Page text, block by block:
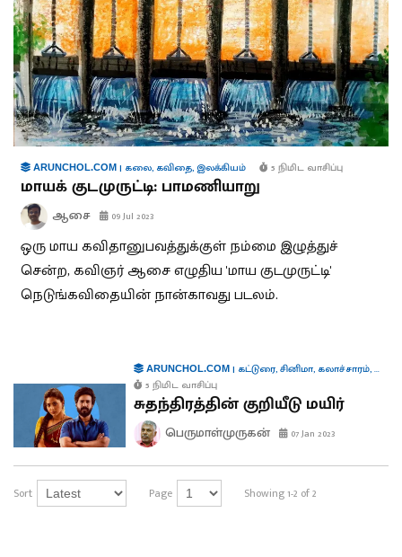
ARUNCHOL.COM | கலை, கவிதை, இலக்கியம் 5 நிமிட வாசிப்பு
மாயக் குடமுருட்டி: பாமணியாறு
ஆசை 09 Jul 2023
ஒரு மாய கவிதானுபவத்துக்குள் நம்மை இழுத்துச்
சென்ற, கவிஞர் ஆசை எழுதிய 'மாய குடமுருட்டி'
நெடுங்கவிதையின் நான்காவது படலம்.
ARUNCHOL.COM| கட்டுரை,சினிமா, கலாச்சாரம்,
5 நிமிட வாசிப்பு
சுதந்திரத்தின் குறியீடு மயிர்
பெருமாள்முருகன் 07 Jan 2023
Sort Page Showing 1-2 of 2